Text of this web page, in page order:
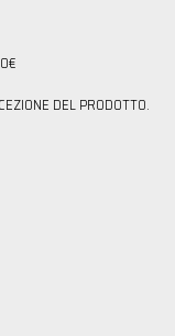
DEL PRODOTTO.